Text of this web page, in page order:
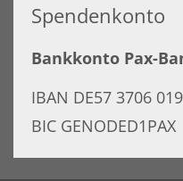
Spendenkonto
Bankkonto Pax-
IBAN DE57 3706
BIC GENODED1PAX